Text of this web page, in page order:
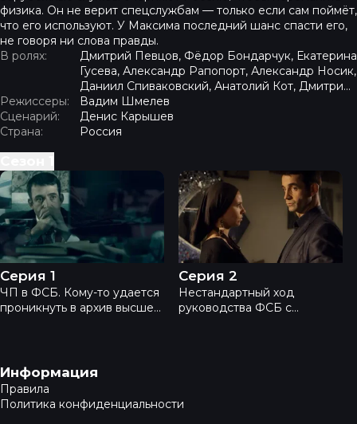
физика. Он не верит спецслужбам — только если сам поймёт,
что его используют. У Максима последний шанс спасти его,
не говоря ни слова правды.
В ролях:
Дмитрий Певцов, Фёдор Бондарчук, Екатерина
Гусева, Александр Рапопорт, Александр Носик,
Даниил Спиваковский, Анатолий Кот, Дмитрий
Комов, Игорь Арташонов, Михаил Дорожкин,
Алексей Макаров, Олег Васильков
Режиссеры:
Вадим Шмелев
Сценарий:
Денис Карышев
Страна:
Россия
Лектор - Серия 1
Серия 1
ЧП в ФСБ. Кому-то удается
проникнуть в архив высшей
мог только кто-то из
высокопоставленных
сотрудников. Руководство
ФСБ, опасаясь поручить
Лектор - Серия 2
Серия 2
Нестандартный ход
руководства ФСБ с
Крота, расставляет
Навигация в подвале
Информация
Правила
Политика конфиденциальности